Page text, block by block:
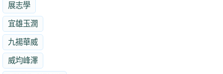
展志學
宜雄玉潤
九揚華威
威均峰澤